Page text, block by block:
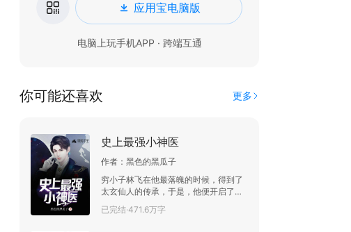
应用宝电脑版
电脑上玩手机APP · 跨端互通
你可能还喜欢 更多
史上最强小神医
作者： 黑色的黑瓜子
穷小子林飞在他最落魄的时候，得到了
太玄仙人的传承，于是，他便开启了他
的传奇人生。
已完结·471.6万字